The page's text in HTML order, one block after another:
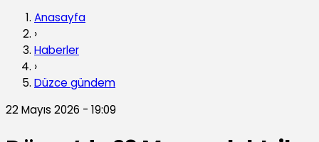
Anasayfa
›
Haberler
›
Düzce gündem
22 Mayıs 2026 - 19:09